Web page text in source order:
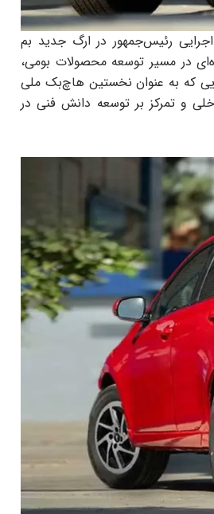
رئیس‌جمهور در ارگ جدید بم
در مسیر توسعه محصولات بومی،
که به ‌عنوان نخستین هاچ‌بک ملی
و تمرکز بر توسعه دانش فنی در